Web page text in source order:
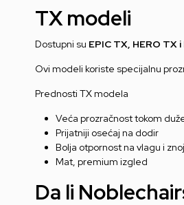
TX modeli
Dostupni su EPIC TX, HERO TX
Ovi modeli koriste specijalnu
Prednosti TX modela
Veća prozračnost tokom
Prijatniji osećaj na dodir
Bolja otpornost na vlagu i znoj
Mat, premium izgled
Da li